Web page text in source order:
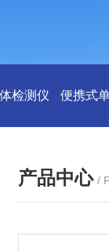
检测仪 便携式
产品中心 /